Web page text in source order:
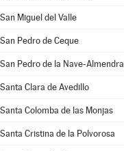
San Miguel del Valle
San Pedro de Ceque
San Pedro de la Nave-Almendra
Santa Clara de Avedillo
Santa Colomba de las Monjas
Santa Cristina de la Polvorosa